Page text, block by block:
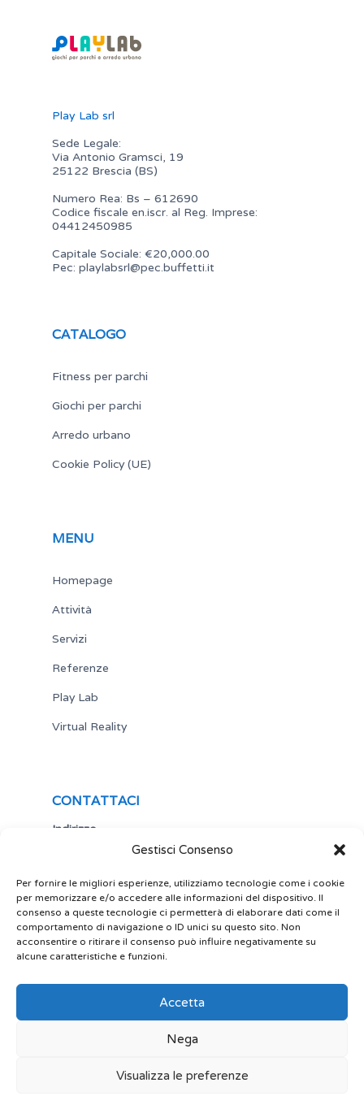
Gestisci Consenso
Per fornire le migliori esperienze, utilizziamo tecnologie come i cookie
per memorizzare e/o accedere alle informazioni del dispositivo. Il
consenso a queste tecnologie ci permetterà di elaborare dati come il
comportamento di navigazione o ID unici su questo sito. Non
acconsentire o ritirare il consenso può influire negativamente su
alcune caratteristiche e funzioni.
Accetta
Nega
Visualizza le preferenze
Play Lab srl
Sede Legale:
Via Antonio Gramsci, 19
25122 Brescia (BS)
Numero Rea: Bs – 612690
Codice fiscale en.iscr. al Reg. Imprese:
04412450985
Capitale Sociale: €20,000.00
Pec: playlabsrl@pec.buffetti.it
CATALOGO
Fitness per parchi
Giochi per parchi
Arredo urbano
Cookie Policy (UE)
MENU
Homepage
Attività
Servizi
Referenze
Play Lab
Virtual Reality
CONTATTACI
Indirizzo
Via Antonio Gramsci,19
Italia
Telefono
+ 39 030 5356434
Email
site@play-lab.it
© 2022 Play Lab srl Powered by limeonline.net.